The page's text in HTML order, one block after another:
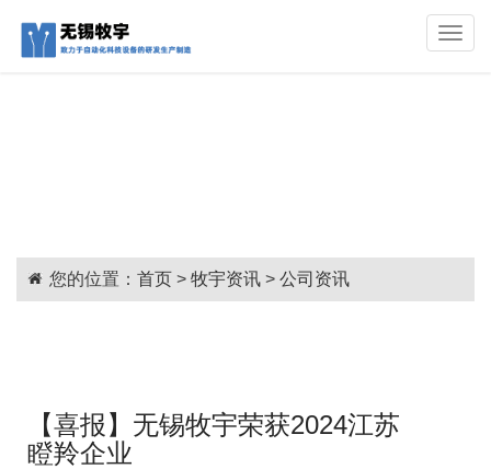
Toggle
您的位置： 首页 > 牧宇资讯 > 公司资讯
【喜报】无锡牧宇荣获2024江苏
瞪羚企业